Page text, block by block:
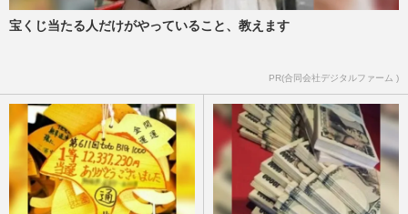
宝くじ当たる人だけがやっていること、教えます
PR(合同会社デジタルファーム )